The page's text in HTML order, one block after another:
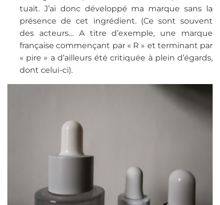
tuait. J’ai donc développé ma marque sans la
présence de cet ingrédient. (Ce sont souvent
des acteurs… A titre d’exemple, une marque
française commençant par « R » et terminant par
« pire » a d’ailleurs été critiquée à plein d’égards,
dont celui-ci).